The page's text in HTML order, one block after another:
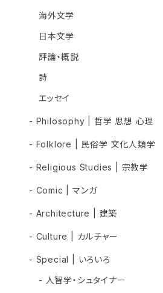
海外文学
日本文学
評論・概説
詩
エッセイ
- Philosophy | 哲学 思想 心理
- Folklore | 民俗学 文化人類学
- Religious Studies | 宗教学
- Comic | マンガ
- Architecture | 建築
- Culture | カルチャー
- Special | いろいろ
- 人智学・シュタイナー